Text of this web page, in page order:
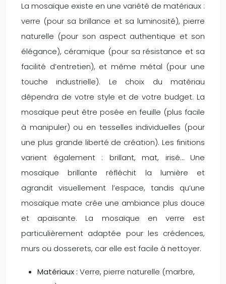
La mosaïque existe en une variété de matériaux :
verre (pour sa brillance et sa luminosité), pierre
naturelle (pour son aspect authentique et son
élégance), céramique (pour sa résistance et sa
facilité d’entretien), et même métal (pour une
touche industrielle). Le choix du matériau
dépendra de votre style et de votre budget. La
mosaïque peut être posée en feuille (plus facile
à manipuler) ou en tesselles individuelles (pour
une plus grande liberté de création). Les finitions
varient également : brillant, mat, irisé… Une
mosaïque brillante réfléchit la lumière et
agrandit visuellement l’espace, tandis qu’une
mosaïque mate crée une ambiance plus douce
et apaisante. La mosaïque en verre est
particulièrement adaptée pour les crédences,
murs ou dosserets, car elle est facile à nettoyer.
Matériaux : Verre, pierre naturelle (marbre,